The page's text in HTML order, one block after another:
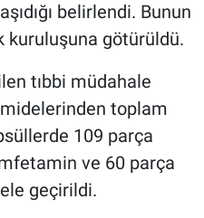
belirlendi. Bunun
kuruluşuna götürüldü.
tıbbi müdahale
toplam
109 parça
ve 60 parça
geçirildi.